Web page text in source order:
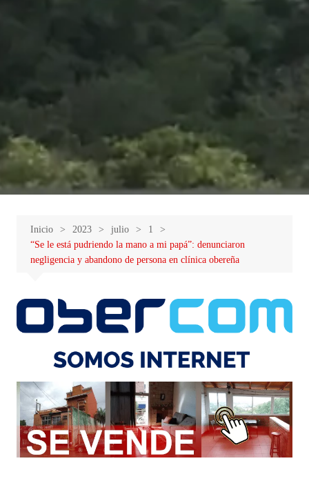
Inicio 2023 julio
1
“Se le está pudriendo la mano a mi papá”: denunciaron
negligencia y abandono de persona en clínica obereña